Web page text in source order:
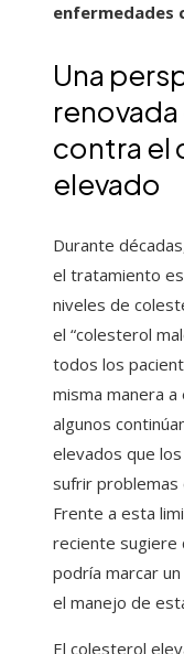
enfermedades
Una
renovada
contra el
elevado
Durante
el tratamiento
niveles de
el “colesterol
todos los
misma manera
algunos
elevados que
sufrir problemas
Frente a esta
reciente sugiere
podría marcar
el manejo de
El colesterol